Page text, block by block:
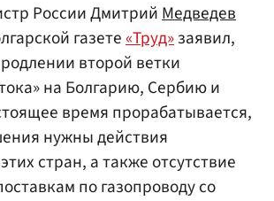
России ДмитрийМедведев
газете«Труд»заявил,
второй ветки
на Болгарию, Сербию и
время прорабатывается,
нужны действия
стран, а также отсутствие
по газопроводу со